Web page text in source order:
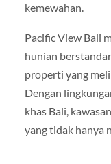
kemewahan.
Pacific View Bali
hunian
properti yang
Dengan
khas Bali,
yang tidak hanya